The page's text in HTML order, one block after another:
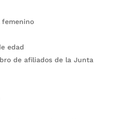
femenino
edad
de afiliados de la Junta